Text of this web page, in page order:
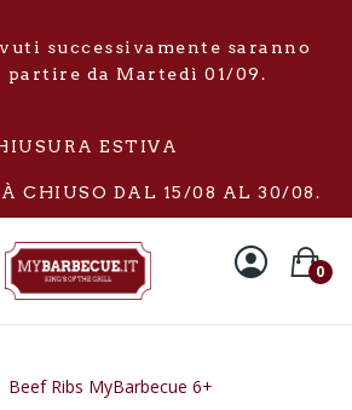
successivamente saranno
partire da Martedì 01/09.
ESTIVA
CHIUSO DAL 15/08 AL 30/08.
0
Beef Ribs MyBarbecue 6+